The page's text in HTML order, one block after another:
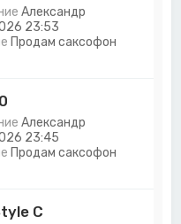
Александр
23:53
Продам саксофон
Александр
23:45
Продам саксофон
C